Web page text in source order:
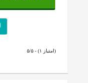
۵/۵ - (۱ امتیاز)